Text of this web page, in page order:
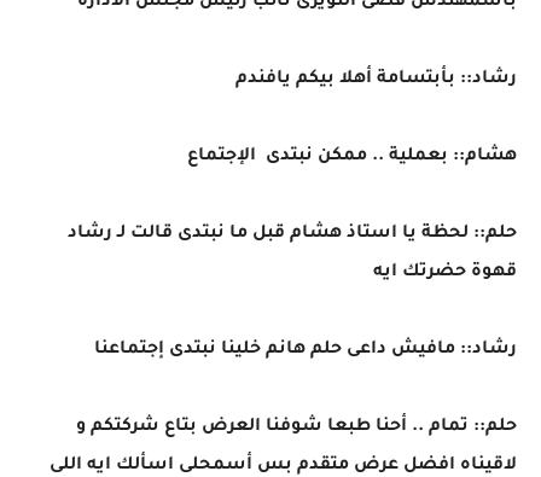
رشاد:: بأبتسامة أهلا بيكم يافندم
هشام:: بعملية .. ممكن نبتدى الإجتماع
حلم:: لحظة يا استاذ هشام قبل ما نبتدى قالت لـ رشاد
قهوة حضرتك ايه
رشاد:: مافيش داعى حلم هانم خلينا نبتدى إجتماعنا
حلم:: تمام .. أحنا طبعا شوفنا العرض بتاع شركتكم و
لاقيناه افضل عرض متقدم بس أسمحلى اسألك ايه اللى